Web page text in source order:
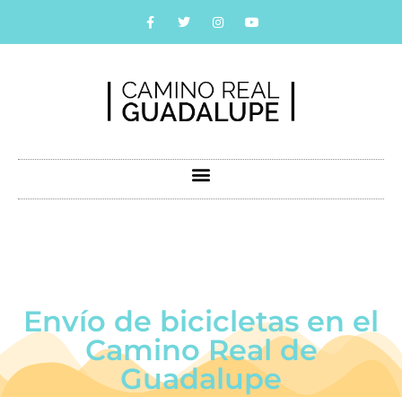
Envío de bicicletas en el
Camino Real de
Guadalupe